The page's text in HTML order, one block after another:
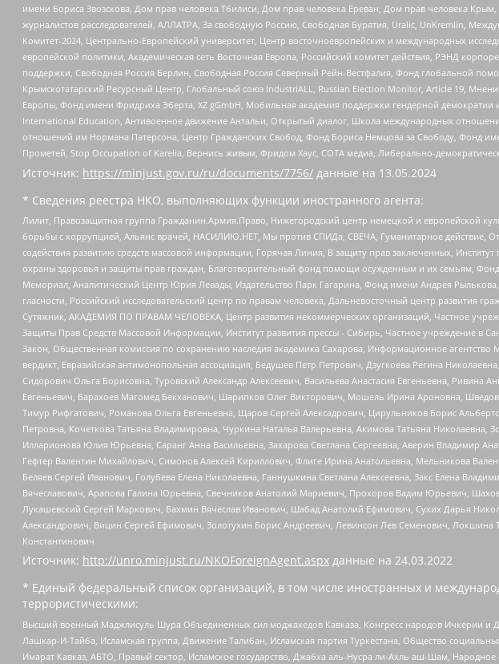
имени Бориса Звозскова, Дом прав человека Тбилиси, Дом прав человека Ереван, Дом прав человека
журналистов расследователей, АЛЛАТРА, За свободную Россию, Свободная Бурятия, Uralic, UnKremlin,
Комитет-2024, Центрально-Европейский университет, Центр восточноевропейских и международных
европейской политики, Академическая сеть Восточная Европа, Российский комитет действия, РЭНД
поддержки, Свободная Россия Берлин, Свободная Россия Северный Рейн-Вестфалия, Фонд глобальной
Крымскотатарский Ресурсный Центр, Глобальный союз IndustriALL, Russian Election Monitor, Article 19,
Европы, Фонд имени Фридриха Эберта, XZ gGmbH, Мобильная академия поддержки гендерной
International Education, Антивоенное движение Антальи, Открытый диалог, Школа международных
отношений им Нормана Патерсона, Центр Гражданских Свобод, Фонд Бориса Немцова за Свободу, Фонд
Прометей, Stop Occupation of Karelia, Вернись живым, Фридом Хаус, СОТА медиа, Либерально-
Источник: https://minjust.gov.ru/ru/documents/7756/ данные на 13.05.2024
* Сведения реестра НКО, выполняющих функции иностранного агента:
Лилит, Правозащитная группа Гражданин.Армия.Право, Нижегородский центр немецкой и европейской
борьбы с коррупцией, Альянс врачей, НАСИЛИЮ.НЕТ, Мы против СПИДа, СВЕЧА, Гуманитарное действие,
содействия развитию средств массовой информации, Горячая Линия, В защиту прав заключенных,
охраны здоровья и защиты прав граждан, Благотворительный фонд помощи осужденным и их семьям,
Мемориал, Аналитический Центр Юрия Левады, Издательство Парк Гагарина, Фонд имени Андрея
гласности, Российский исследовательский центр по правам человека, Дальневосточный центр развития
Сутяжник, АКАДЕМИЯ ПО ПРАВАМ ЧЕЛОВЕКА, Центр развития некоммерческих организаций, Частное
Защиты Прав Средств Массовой Информации, Институт развития прессы - Сибирь, Частное учреждение в
Закон, Общественная комиссия по сохранению наследия академика Сахарова, Информационное
вердикт, Евразийская антимонопольная ассоциация, Бедушев Петр Петрович, Дзугкоева Регина
Сидорович Ольга Борисовна, Туровский Александр Алексеевич, Васильева Анастасия Евгеньевна,
Евгеньевич, Барахоев Магомед Бекханович, Шарипков Олег Викторович, Мошель Ирина Ароновна,
Тимур Рифгатович, Романова Ольга Евгеньевна, Щаров Сергей Алексадрович, Цирульников Борис
Петровна, Кочеткова Татьяна Владимировна, Чуркина Наталья Валерьевна, Акимова Татьяна
Илларионова Юлия Юрьевна, Саранг Анна Васильевна, Захарова Светлана Сергеевна, Аверин Владимир
Гефтер Валентин Михайлович, Симонов Алексей Кириллович, Флиге Ирина Анатольевна, Мельникова
Беляев Сергей Иванович, Голубева Елена Николаевна, Ганнушкина Светлана Алексеевна, Закс Елена
Вячеславович, Арапова Галина Юрьевна, Свечников Анатолий Мариевич, Прохоров Вадим Юрьевич,
Лукашевский Сергей Маркович, Бахмин Вячеслав Иванович, Шабад Анатолий Ефимович, Сухих Дарья
Александрович, Вицин Сергей Ефимович, Золотухин Борис Андреевич, Левинсон Лев Семенович,
Константинович
Источник: http://unro.minjust.ru/NKOForeignAgent.aspx данные на 24.03.2022
* Единый федеральный список организаций, в том числе иностранных и
террористическими:
Высший военный Маджлисуль Шура Объединенных сил моджахедов Кавказа, Конгресс народов Ичкерии и
Лашкар-И-Тайба, Исламская группа, Движение Талибан, Исламская партия Туркестана, Общество
Имарат Кавказ, АБТО, Правый сектор, Исламское государство, Джабха аль-Нусра ли-Ахль аш-Шам,